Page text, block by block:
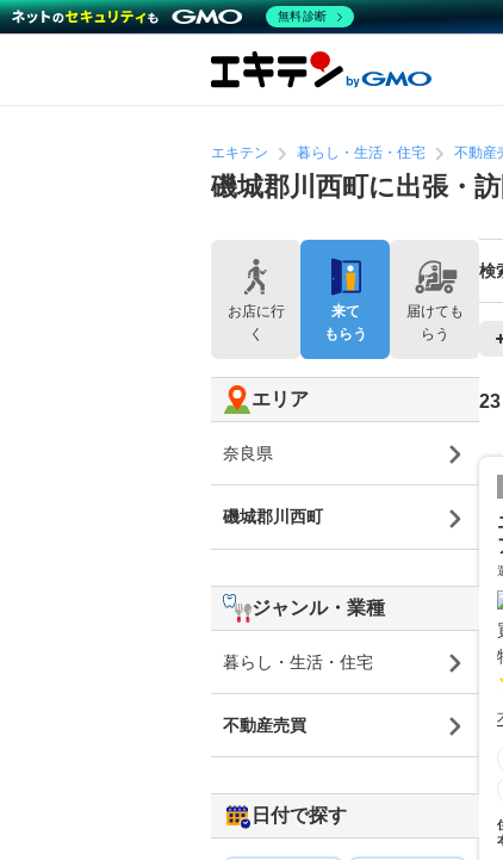
エキテン 暮らし・生活・住宅 不動産
磯城郡川西町に出張・
検
23
お店に行
く
来て
もらう
届けても
らう
エリア
奈良県
磯城郡川西町
ジャンル・業種
暮らし・生活・住宅
不動産売買
日付で探す
無料診断